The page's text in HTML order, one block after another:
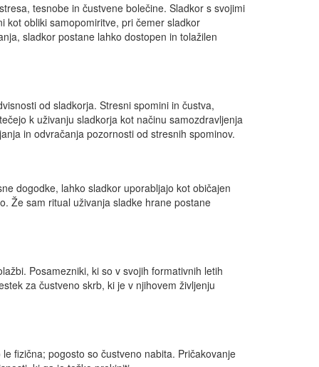
tesnobe in čustvene bolečine. Sladkor s svojimi
kot obliki samopomiritve, pri čemer sladkor
sladkor postane lahko dostopen in tolažilen
od sladkorja. Stresni spomini in čustva,
k uživanju sladkorja kot načinu samozdravljenja
in odvračanja pozornosti od stresnih spominov.
dogodke, lahko sladkor uporabljajo kot običajen
Že sam ritual uživanja sladke hrane postane
Posamezniki, ki so v svojih formativnih letih
za čustveno skrb, ki je v njihovem življenju
fizična; pogosto so čustveno nabita. Pričakovanje